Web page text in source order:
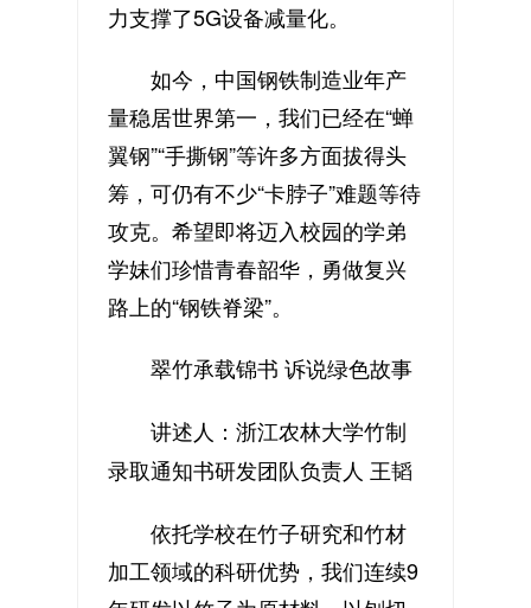
力支撑了5G设备减量化。
如今，中国钢铁制造业年产
量稳居世界第一，我们已经在“蝉
翼钢”“手撕钢”等许多方面拔得头
筹，可仍有不少“卡脖子”难题等待
攻克。希望即将迈入校园的学弟
学妹们珍惜青春韶华，勇做复兴
路上的“钢铁脊梁”。
翠竹承载锦书 诉说绿色故事
讲述人：浙江农林大学竹制
录取通知书研发团队负责人 王韬
依托学校在竹子研究和竹材
加工领域的科研优势，我们连续9